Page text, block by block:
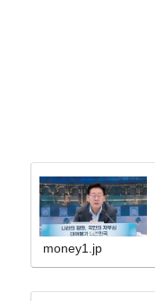
money1.jp